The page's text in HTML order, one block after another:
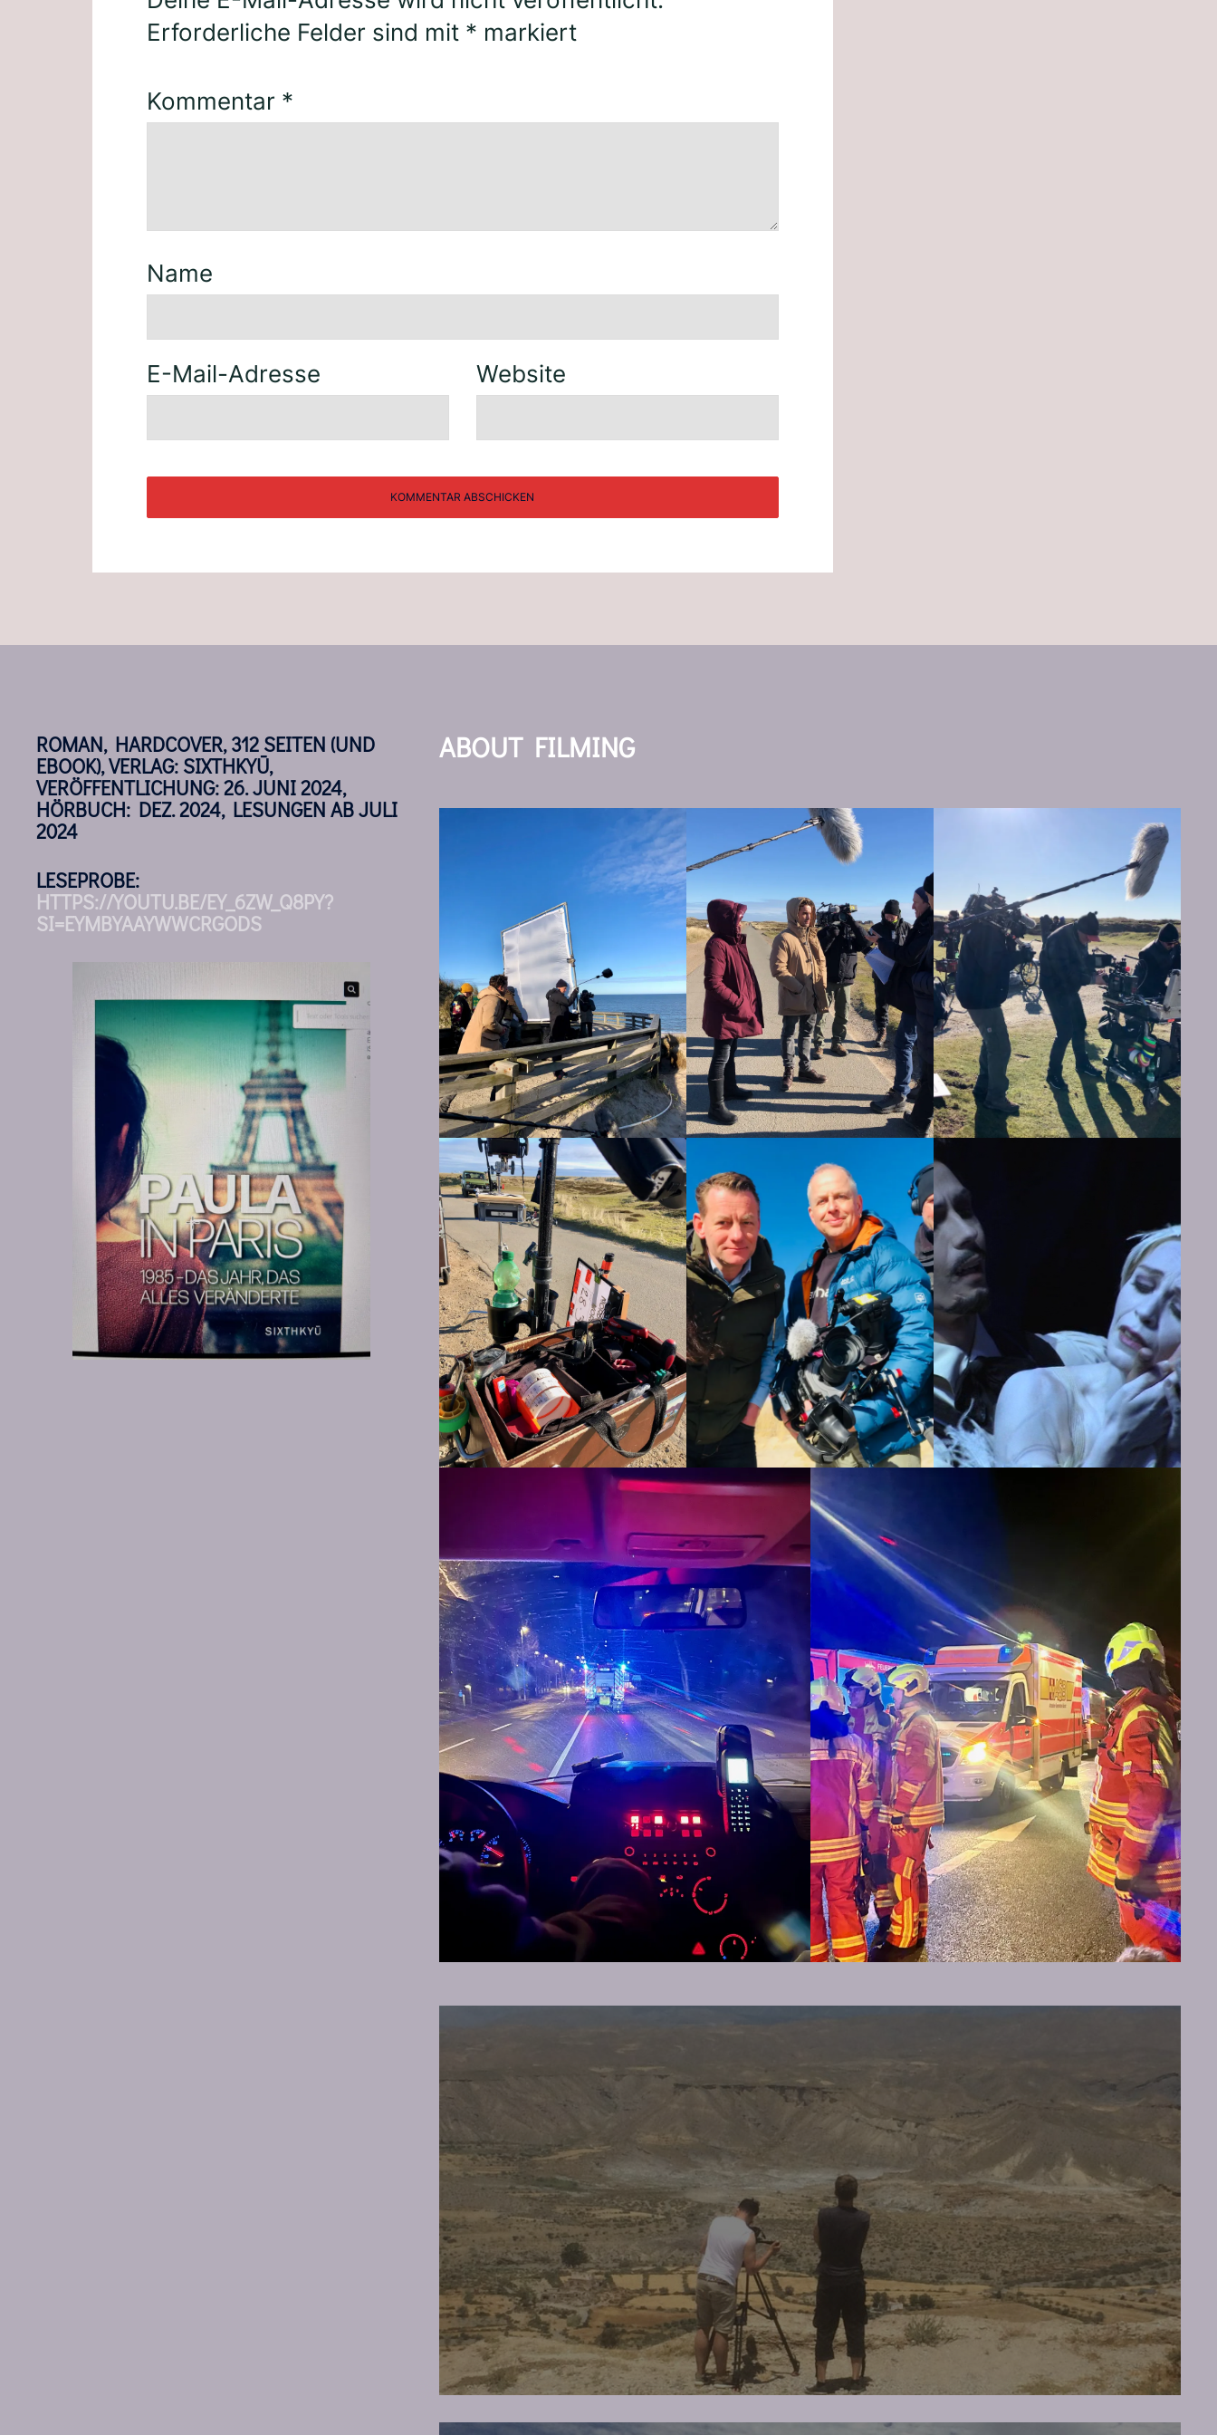
Erforderliche Felder sind mit * markiert
Kommentar *
Name
E-Mail-Adresse Website
ROMAN, HARDCOVER, 312 SEITEN (UND
EBOOK), VERLAG: SIXTHKYŪ,
VERÖFFENTLICHUNG: 26. JUNI 2024,
HÖRBUCH: DEZ. 2024, LESUNGEN AB JULI
2024
LESEPROBE:
HTTPS://YOUTU.BE/EY_6ZW_Q8PY?
SI=EYMBYAAYWWCRGODS
ABOUT FILMING